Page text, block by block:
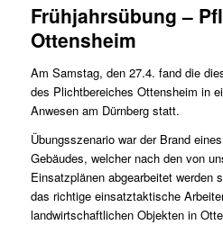
Frühjahrsübung –
Ottensheim
Am Samstag, den 27.4. fand die
des Plichtbereiches Ottensheim in
Anwesen am Dürnberg statt.
Übungsszenario war der Brand
Gebäudes, welcher nach den von
Einsatzplänen abgearbeitet werden
das richtige einsatztaktische
landwirtschaftlichen Objekten in